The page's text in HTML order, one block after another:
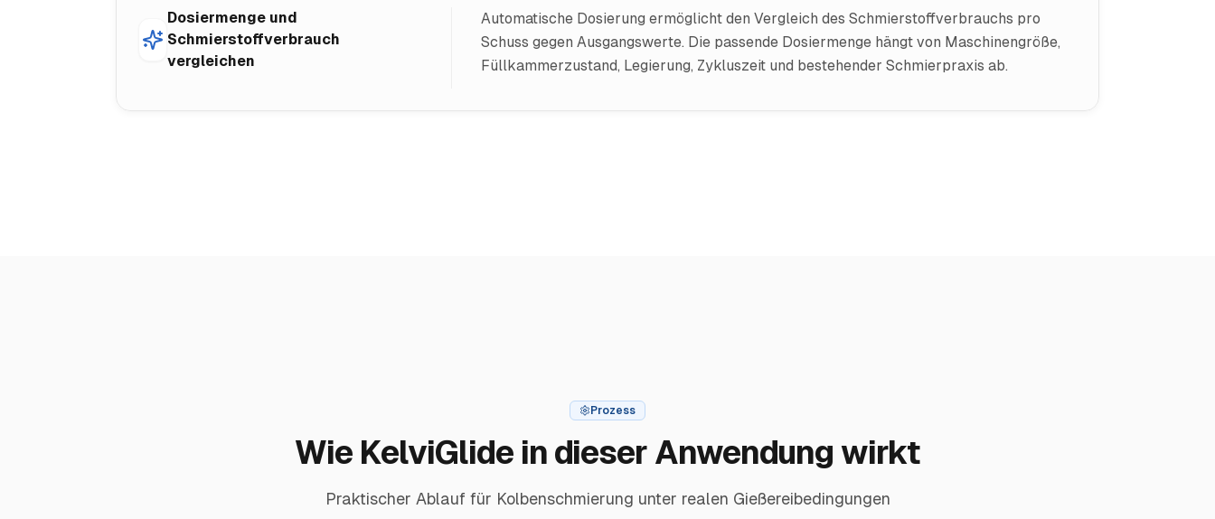
Dosiermenge und
Schmierstoffverbrauch
vergleichen
Automatische Dosierung ermöglicht den Vergleich des Schmierstoffverbrauchs pro
Schuss gegen Ausgangswerte. Die passende Dosiermenge hängt von Maschinengröße,
Füllkammerzustand, Legierung, Zykluszeit und bestehender Schmierpraxis ab.
Prozess
Wie KelviGlide in dieser Anwendung wirkt
Praktischer Ablauf für Kolbenschmierung unter realen Gießereibedingungen